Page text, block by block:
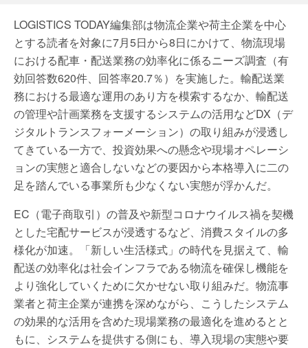
LOGISTICS TODAY編集部は物流企業や荷主企業を中心
とする読者を対象に7月5日から8日にかけて、物流現場
における配車・配送業務の効率化に係るニーズ調査（有
効回答数620件、回答率20.7％）を実施した。輸配送業
務における最適な運用のあり方を模索するなか、輸配送
の管理や計画業務を支援するシステムの活用などDX（デ
ジタルトランスフォーメーション）の取り組みが浸透し
てきている一方で、投資効果への懸念や現場オペレーシ
ョンの実態と適合しないなどの要因から本格導入に二の
足を踏んでいる事業所も少なくない実態が浮かんだ。
EC（電子商取引）の普及や新型コロナウイルス禍を契機
とした宅配サービスが浸透するなど、消費スタイルの多
様化が加速。「新しい生活様式」の時代を見据えて、輸
配送の効率化は社会インフラである物流を確保し機能を
より強化していくために欠かせない取り組みだ。物流事
業者と荷主企業が連携を深めながら、こうしたシステム
の効果的な活用を含めた現場業務の最適化を進めるとと
もに、システムを提供する側にも、導入現場の実態や要